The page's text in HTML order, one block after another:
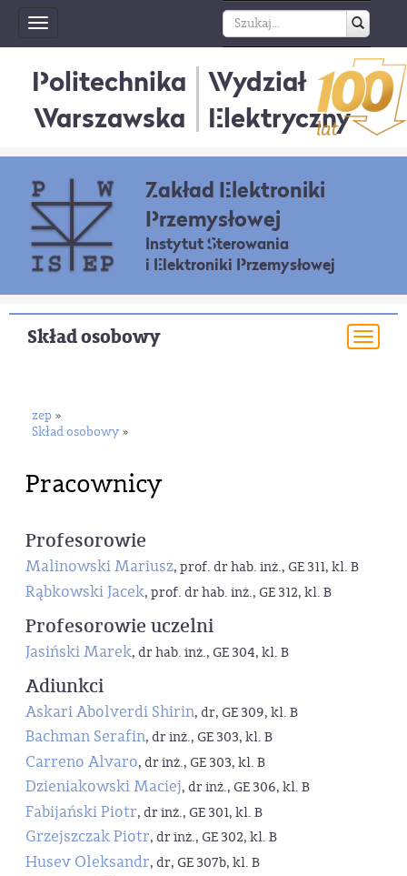
Toggle
navigation
Politechnika
Warszawska
Wydział
Elektryczny
Zakład Elektroniki
Przemysłowej
Instytut Sterowania
i Elektroniki Przemysłowej
Skład osobowy
zep »
Skład osobowy »
Pracownicy
Profesorowie
Malinowski Mariusz, prof. dr hab. inż., GE 311, kl. B
Rąbkowski Jacek, prof. dr hab. inż., GE 312, kl. B
Profesorowie uczelni
Jasiński Marek, dr hab. inż., GE 304, kl. B
Adiunkci
Askari Abolverdi Shirin, dr, GE 309, kl. B
Bachman Serafin, dr inż., GE 303, kl. B
Carreno Alvaro, dr inż., GE 303, kl. B
Dzieniakowski Maciej, dr inż., GE 306, kl. B
Fabijański Piotr, dr inż., GE 301, kl. B
Grzejszczak Piotr, dr inż., GE 302, kl. B
Husev Oleksandr, dr, GE 307b, kl. B